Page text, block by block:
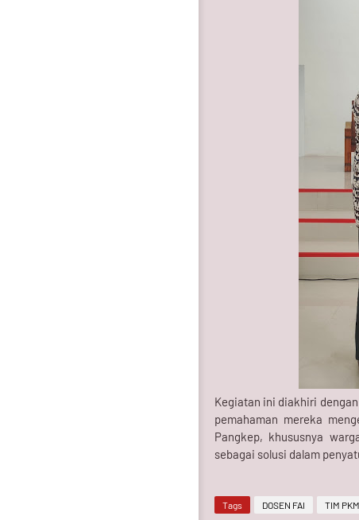
Kegiatan ini diakhiri
pemahaman mereka
Pangkep, khususnya
sebagai solusi dalam
Tags DOSEN FAI TIM